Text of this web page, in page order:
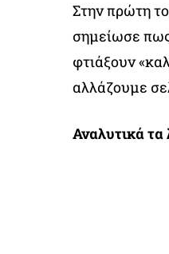
Στην πρώτη
σημείωσε
φτιάξουν
αλλάζουμε
Αναλυτικά τα